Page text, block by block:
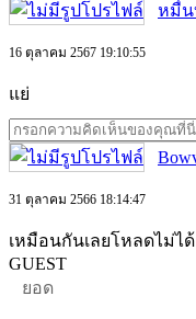
หมื่น
16 ตุลาคม 2567 19:10:55
แย่
31 ตุลาคม 2566 18:14:47
เหมือนกันเลยโหลดไม่ไ
GUEST
ยอด